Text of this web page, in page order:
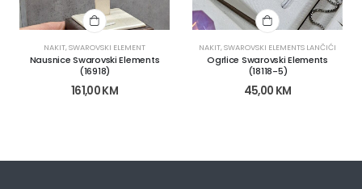
NAKIT,SWAROVSKI ELEMENT
Nausnice Swarovski Elements
(16918)
161,00KM
NAKIT,SWAROVSKI ELEMENTS LANČIĆI
Ogrlice Swarovski Elements
(18118-5)
45,00 KM